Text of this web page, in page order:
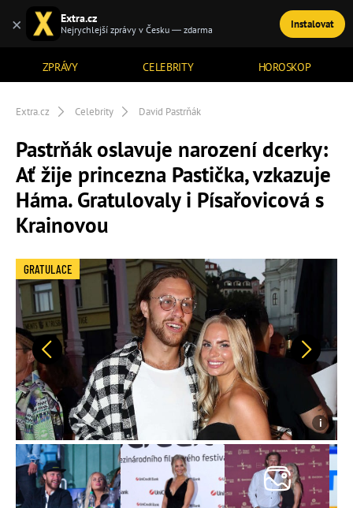
ZPRÁVY CELEBRITY HOROSKOP
TÉMATA
Extra.cz Celebrity David Pastrňák
Pastrňák oslavuje narození dcerky:
Ať žije princezna Pastička, vzkazuje
Háma. Gratulovaly i Písařovicová s
Krainovou
Předchozí Další
GRATULACE
× Extra.cz
Nejrychlejší zprávy v Česku — zdarma Instalovat